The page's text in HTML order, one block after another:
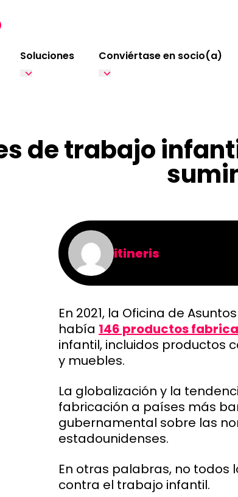
Soluciones Conviértase en socio(a)
de trabajo
itineris
En 2021, la Oficina de
había 146 productos
infantil, incluidos productos
y muebles.
La globalización y la
fabricación a países más
gubernamental sobre las
estadounidenses.
En otras palabras, no todos
contra el trabajo infantil.